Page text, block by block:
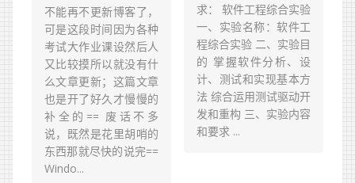
不能再不更新博客了，
可是这段时间因为各种
考试大作业课设然后人
又比较摸所以就没有什
么文章更新；这篇文章
也是开了好久才慢慢的
补全的== 废话不多
说，既然是花里胡哨的
东西那就尽快的说完==
Windo...
求： 软件工程综合实验
一、实验名称：软件工
程综合实验 二、实验目
的 掌握软件分析、设
计、测试和实现基本方
法 综合运用测试驱动开
发和重构 三、实验内容
和要求 ...